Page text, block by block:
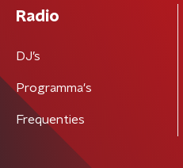
Radio
DJ’s
Programma's
Frequenties